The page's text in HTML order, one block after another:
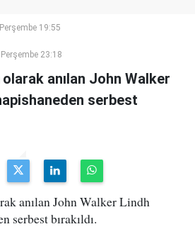
19:55
23:18
anılan John Walker
serbest
anılan John Walker Lindh
serbest bırakıldı.